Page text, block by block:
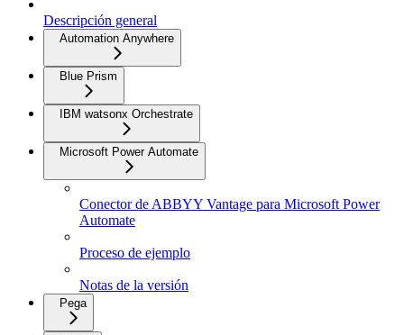
Descripción general
Automation Anywhere
Blue Prism
IBM watsonx Orchestrate
Microsoft Power Automate
Conector de ABBYY Vantage para Microsoft Power
Automate
Proceso de ejemplo
Notas de la versión
Pega